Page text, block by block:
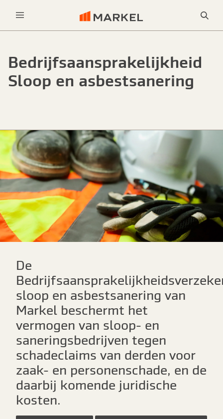
Bedrijfs­aansprakelijkheid
Sloop en asbestsanering
De
sloop en asbestsanering van
Markel beschermt het
vermogen van sloop- en
saneringsbedrijven tegen
schadeclaims van derden voor
zaak- en personenschade, en de
daarbij komende juridische
kosten.